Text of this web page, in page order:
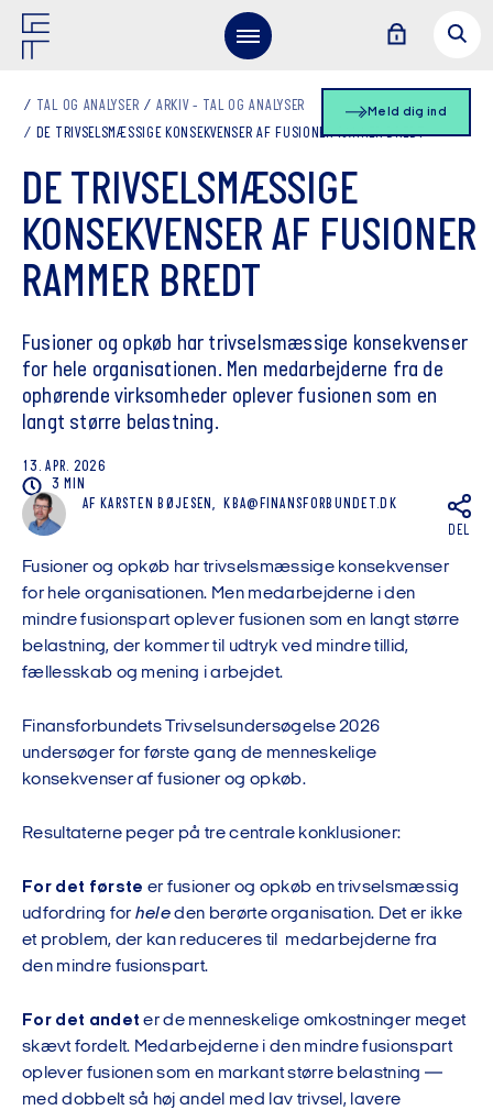
Meld dig ind
TAL OG ANALYSER
ARKIV - TAL OG ANALYSER
DE TRIVSELSMÆSSIGE KONSEKVENSER AF FUSIONER RAMMER BREDT
DE TRIVSELSMÆSSIGE
KONSEKVENSER AF FUSIONER
RAMMER BREDT
Fusioner og opkøb har trivselsmæssige konsekvenser
for hele organisationen. Men medarbejderne fra de
ophørende virksomheder oplever fusionen som en
langt større belastning.
13. APR. 2026
3 MIN
AF KARSTEN BØJESEN,
KBA@FINANSFORBUNDET.DK
DEL
Fusioner og opkøb har trivselsmæssige konsekvenser
for hele organisationen. Men medarbejderne i den
mindre fusionspart oplever fusionen som en langt større
belastning, der kommer til udtryk ved mindre tillid,
fællesskab og mening i arbejdet.
Finansforbundets Trivselsundersøgelse 2026
undersøger for første gang de menneskelige
konsekvenser af fusioner og opkøb.
Resultaterne peger på tre centrale konklusioner:
For det første er fusioner og opkøb en trivselsmæssig
udfordring for heleden berørte organisation. Det er ikke
et problem, der kan reduceres til medarbejderne fra
den mindre fusionspart.
For det andet er de menneskelige omkostninger meget
skævt fordelt. Medarbejderne i den mindre fusionspart
oplever fusionen som en markant større belastning —
med dobbelt så høj andel med lav trivsel, lavere